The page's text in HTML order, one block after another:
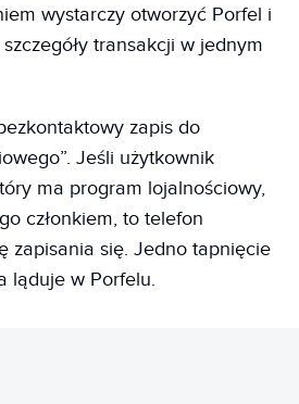
wystarczy otworzyć Porfel i
transakcji w jednym
zapis do
Jeśli użytkownik
ma program lojalnościowy,
członkiem, to telefon
zapisania się. Jedno tapnięcie
ląduje w Porfelu.